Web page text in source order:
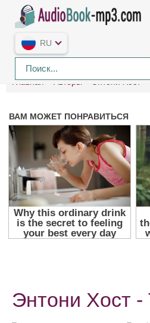
RU
Главная Авторы Энтони Хост
Энтони Хост